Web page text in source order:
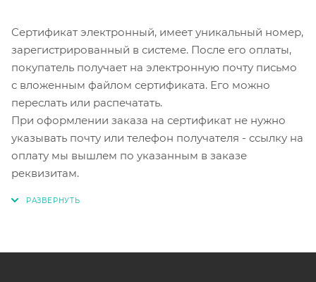
Сертификат электронный, имеет уникальный номер,
зарегистрированный в системе. После его оплаты,
покупатель получает на электронную почту письмо
с вложенным файлом сертификата. Его можно
переслать или распечатать.
При оформлении заказа на сертификат не нужно
указывать почту или телефон получателя - ссылку на
оплату мы вышлем по указанным в заказе
реквизитам.